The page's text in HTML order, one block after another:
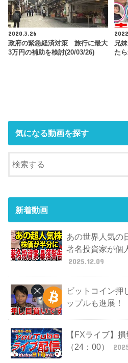
2020.3.26
政府の緊急経済対策 旅行に最大
3万円の補助を検討(20/03/26)
兄
た
気になる動画を探す
新着動画
あの世界人気の
著名投資家が個
2025.12.09
ビットコイン押
ップルも進展！
【FXライブ】
（24：00）